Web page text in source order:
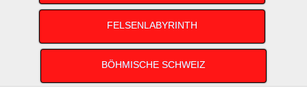
FELSENLABYRINTH
BÖHMISCHE SCHWEIZ